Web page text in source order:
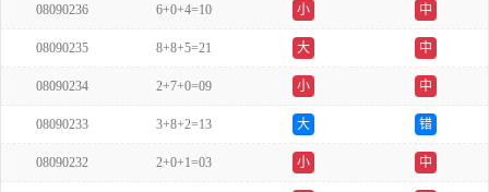
08090236 6+0+4=10 小 中
08090235 8+8+5=21 大 中
08090234 2+7+0=09 小 中
08090233 3+8+2=13 大 错
08090232 2+0+1=03 小 中